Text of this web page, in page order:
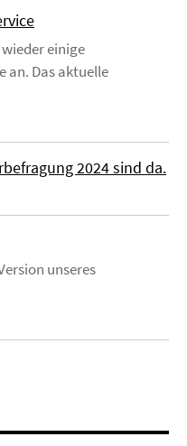
einige
an. Das aktuelle
2024 sind da.
unseres